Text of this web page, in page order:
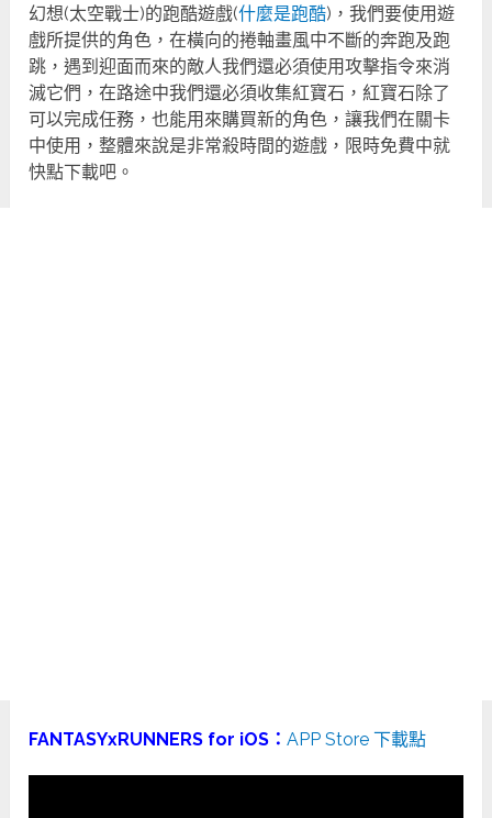
幻想(太空戰士)的跑酷遊戲(什麼是跑酷)，我們要使用遊
戲所提供的角色，在橫向的捲軸畫風中不斷的奔跑及跑
跳，遇到迎面而來的敵人我們還必須使用攻擊指令來消
滅它們，在路途中我們還必須收集紅寶石，紅寶石除了
可以完成任務，也能用來購買新的角色，讓我們在關卡
中使用，整體來說是非常殺時間的遊戲，限時免費中就
快點下載吧。
FANTASYxRUNNERS for iOS：APP Store 下載點